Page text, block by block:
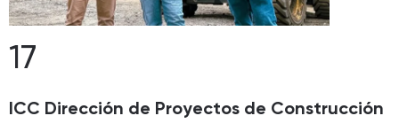
17
ICC Dirección de Proyectos de Construcción